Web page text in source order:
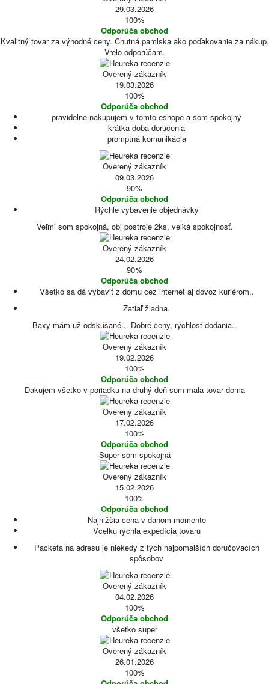
29.03.2026
100%
Odporúča obchod
Kvalitný tovar za výhodné ceny. Chutná pamlska ako poďakovanie za nákup.
Vrelo odporúčam.
Overený zákazník
19.03.2026
100%
Odporúča obchod
pravidelne nakupujem v tomto eshope a som spokojný
krátka doba doručenia
promptná komunikácia
Overený zákazník
09.03.2026
90%
Odporúča obchod
Rýchle vybavenie objednávky
Veľmi som spokojná, obj postroje 2ks, veľká spokojnosť.
Overený zákazník
24.02.2026
90%
Odporúča obchod
Všetko sa dá vybaviť z domu cez internet aj dovoz kuriérom..
Zatiaľ žiadna.
Baxy mám už odskúšané... Dobré ceny, rýchlosť dodania..
Overený zákazník
19.02.2026
100%
Odporúča obchod
Ďakujem všetko v poriadku na druhý deň som mala tovar doma
Overený zákazník
17.02.2026
100%
Odporúča obchod
Super som spokojná
Overený zákazník
15.02.2026
100%
Odporúča obchod
Najnižšia cena v danom momente
Vcelku rýchla expedícia tovaru
Packeta na adresu je niekedy z tých najpomalších doručovacích
spôsobov
Overený zákazník
04.02.2026
100%
Odporúča obchod
všetko super
Overený zákazník
26.01.2026
100%